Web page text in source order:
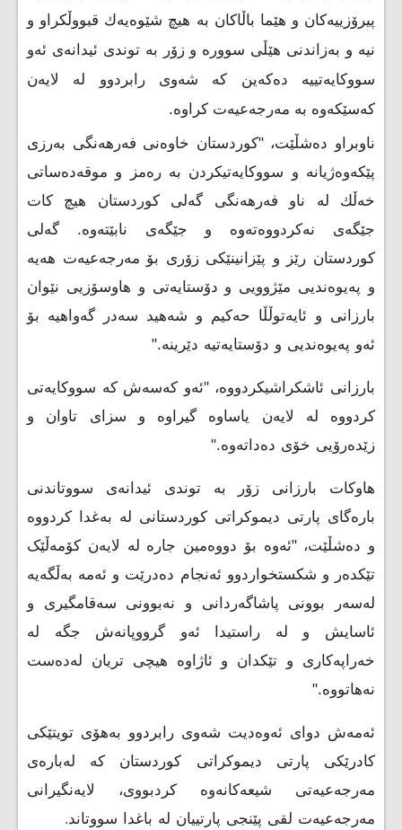
پیرۆزییەكان و هێما باڵاكان بە هیچ شێوەیەك قبووڵكراو و
نیە و بەزاندنی هێڵی سوورە و زۆر بە توندی ئیدانەی ئەو
سووكایەتییە دەكەین كە شەوی رابردوو لە لایەن
كەسێكەوە بە مەرجەعیەت كراوە.
ناوبراو دەشڵێت، "كوردستان خاوەنی فەرهەنگی بەرزی
پێكەوەژیانە و سووكایەتیكردن بە رەمز و موقەدەساتی
خەڵك لە ناو فەرهەنگی گەلی كوردستان هیچ كات
جێگەی نەكردووەتەوە و جێگەی نابێتەوە. گەلی
كوردستان رێز و پێزانینێكی زۆری بۆ مەرجەعیەت هەیە
و پەیوەندیی مێژوویی و دۆستایەتی و هاوسۆزیی نێوان
بارزانی و ئایەتوڵڵا حەكیم و شەهید سەدر گەواهیە بۆ
ئەو پەیوەندیی و دۆستایەتیە دێرینە."
بارزانی ئاشکراشیکردووە، "ئەو كەسەش كە سووكایەتی
كردووە لە لایەن یاساوە گیراوە و سزای تاوان و
زێدەرۆیی خۆی دەداتەوە."
هاوکات بارزانی زۆر بە توندی ئیدانەی سووتاندنی
بارەگای پارتی دیموكراتی كوردستانی لە بەغدا کردووە
و دەشڵێت، "ئەوە بۆ دووەمین جارە لە لایەن كۆمەڵێک
تێكدەر و شكستخواردوو ئەنجام دەدرێت و ئەمە بەڵگەیە
لەسەر بوونی پاشاگەردانی و نەبوونی سەقامگیری و
ئاسایش و لە راستیدا ئەو گرووپانەش جگە لە
خەراپەكاری و تێكدان و ئاژاوە هیچی تریان لەدەست
نەهاتووە."
ئەمەش دوای ئەوەدیت شەوی رابردوو بەهۆی تویتێکی
کادرێکی پارتی دیموکراتی کوردستان کە لەبارەی
مەرجەعیەتی شیعەکانەوە کردبووی، لایەنگیرانی
مەرجەعیەت لقی پێنجی پارتییان لە باغدا سووتاند.